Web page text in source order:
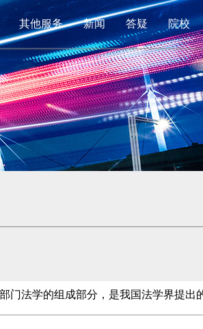
其他服务 新闻 答疑 院校
法学的组成部分，是我国法学界提出